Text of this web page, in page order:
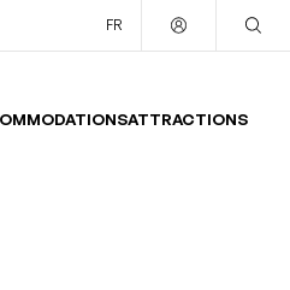
FR
ATTRACTIONS